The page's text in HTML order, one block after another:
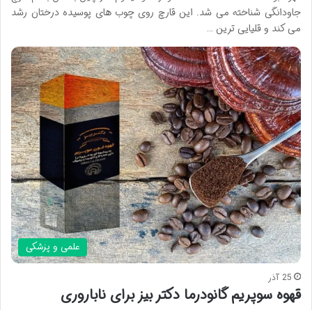
جاودانگی شناخته می شد. این قارچ روی چوب های پوسیده درختان رشد
می کند و قلیایی ترین …
علمی و پزشکی
25 آذر
قهوه سوپریم گانودرما دکتر بیز برای ناباروری